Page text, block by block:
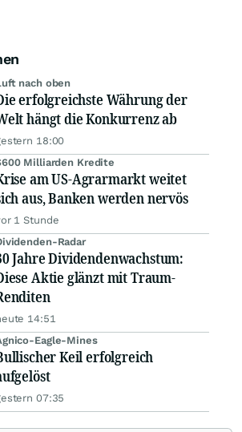
nach oben
erfolgreichste Währung der
hängt die Konkurrenz ab
18:00
Milliarden Kredite
am US-Agrarmarkt weitet
aus, Banken werden nervös
1 Stunde
Radar
Jahre Dividendenwachstum:
Aktie glänzt mit Traum-
14:51
Eagle-Mines
Keil erfolgreich
07:35